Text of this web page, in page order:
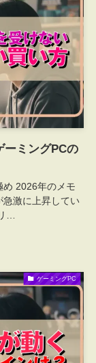
ーミングPCの
め 2026年のメモ
急激に上昇してい
…
ゲーミングPC